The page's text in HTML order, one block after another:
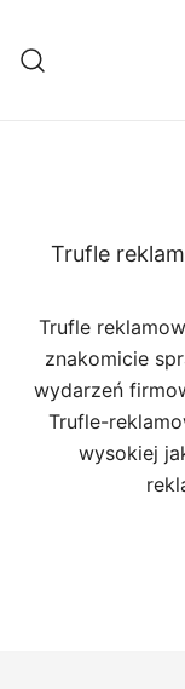
treści
Trufle
Trufle
znakomicie
wydarzeń
Trufle-
wysokiej